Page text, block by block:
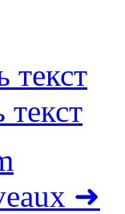
текст
текст
➜